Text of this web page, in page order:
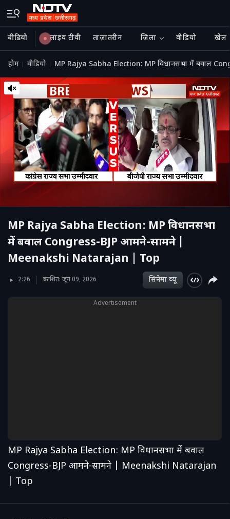
वीडियो लाइव टीवी ताज़ातरीन जिला वीडियो खेल
होम वीडियो MP Rajya Sabha Election: MP विधानसभा में बवाल
MP Rajya Sabha Election: MP विधानसभा
में बवाल Congress-BJP आमने-सामने |
Meenakshi Natarajan | Top
2:26 प्रकाशित: जून 09, 2026 सिनेमा व्‍यू
Advertisement
MP Rajya Sabha Election: MP विधानसभा में बवाल
Congress-BJP आमने-सामने | Meenakshi Natarajan
| Top